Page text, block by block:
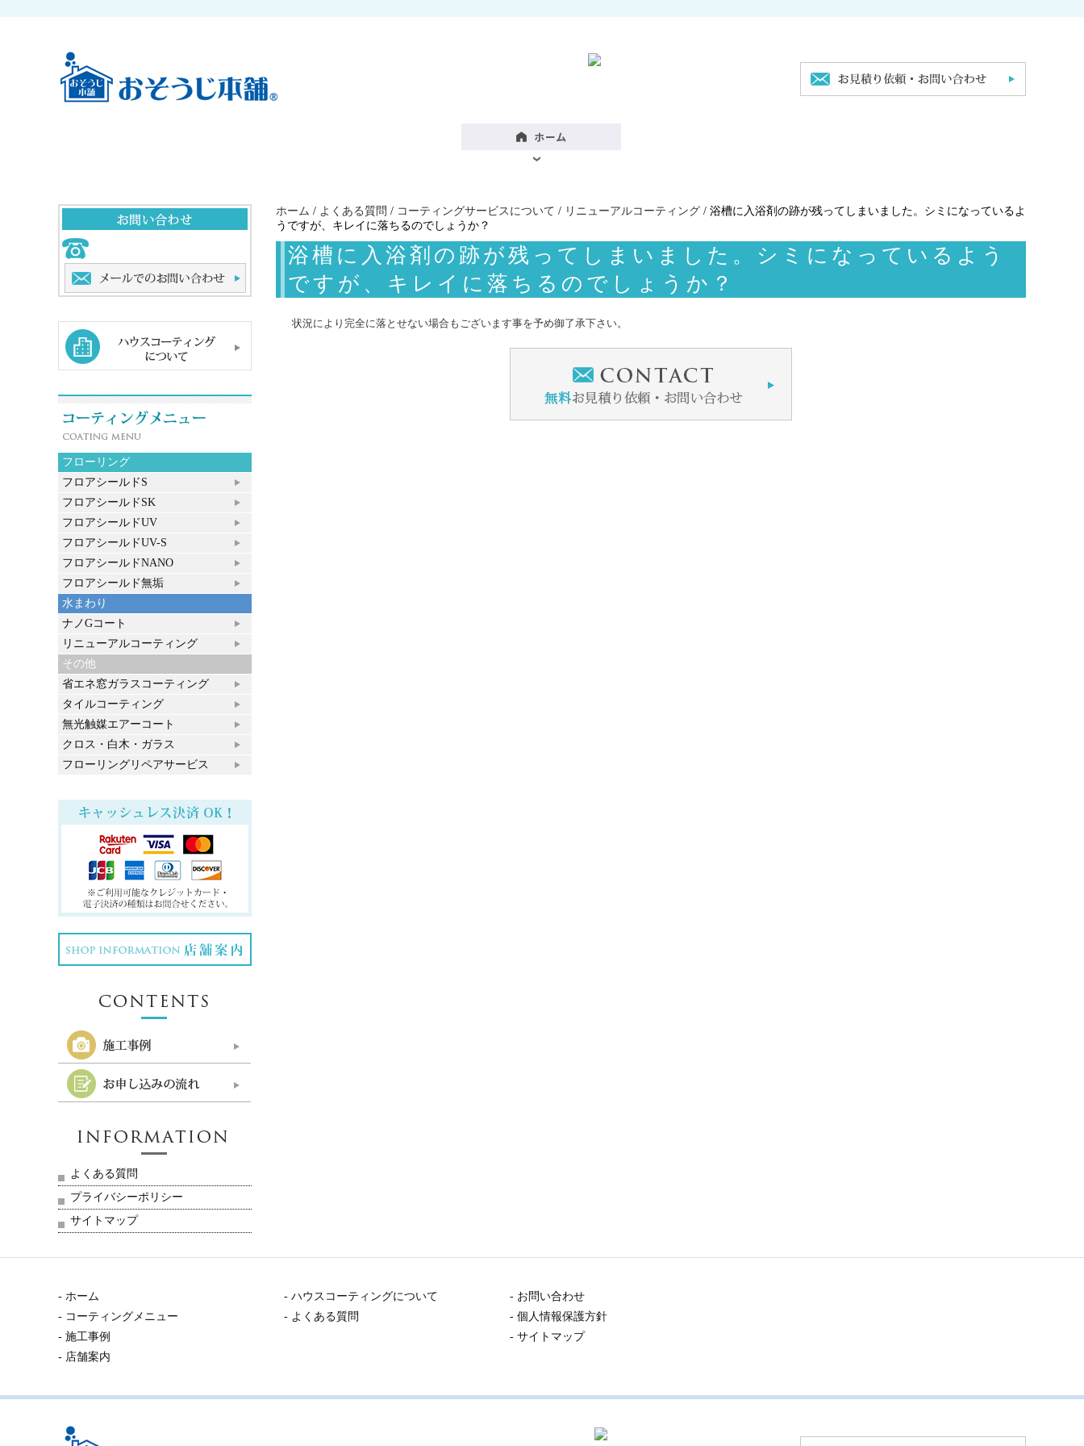
ホーム / よくある質問 / コーティングサービスについて / リニューアルコーティング / 浴槽に入浴剤の跡が残ってしまいました。シミになっているよ
うですが、キレイに落ちるのでしょうか？
浴槽に入浴剤の跡が残ってしまいました。シミになっているよう
ですが、キレイに落ちるのでしょうか？
状況により完全に落とせない場合もございます事を予め御了承下さい。
フローリング
フロアシールドS
フロアシールドSK
フロアシールドUV
フロアシールドUV-S
フロアシールドNANO
フロアシールド無垢
水まわり
ナノGコート
リニューアルコーティング
その他
省エネ窓ガラスコーティング
タイルコーティング
無光触媒エアーコート
クロス・白木・ガラス
フローリングリペアサービス
よくある質問
プライバシーポリシー
サイトマップ
- ホーム
- コーティングメニュー
- 施工事例
- 店舗案内
- ハウスコーティングについて
- よくある質問
- お問い合わせ
- 個人情報保護方針
- サイトマップ